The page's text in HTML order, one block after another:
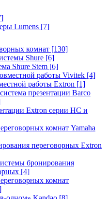
Lumens [7]
комнат [130]
Shure [6]
Shure Stem [6]
работы Vivitek [4]
работы Extron [1]
презентации Barco
Extron серии HC и
комнат Yamaha
переговорных Extron
бронирования
[4]
комнат